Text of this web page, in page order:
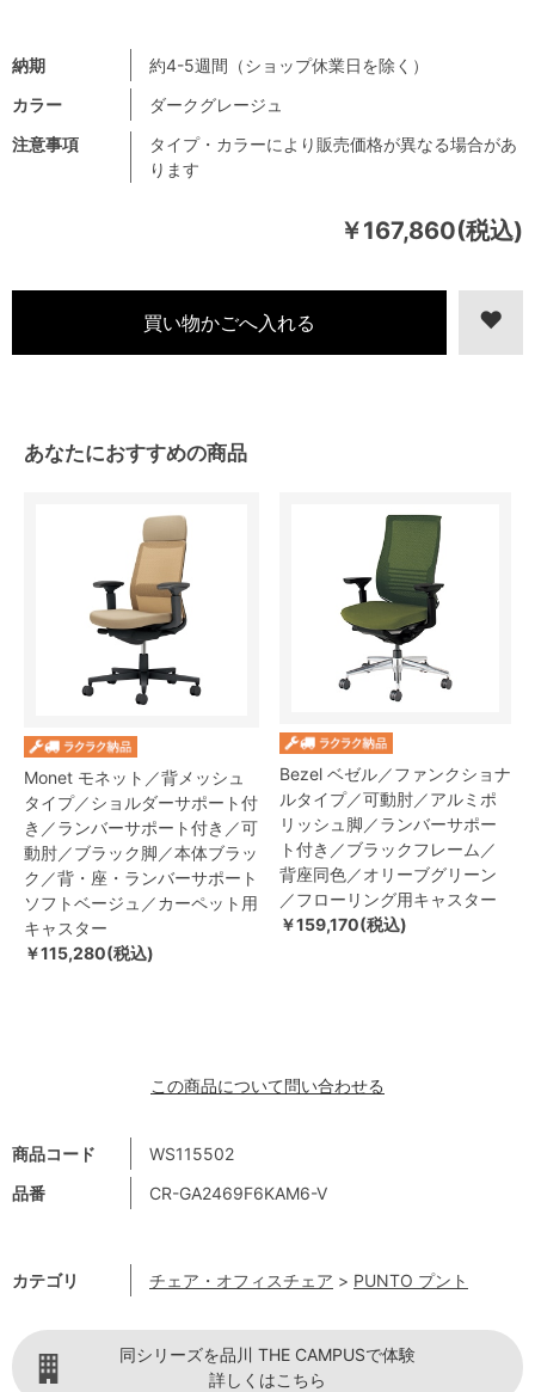
￥167,860(税込)
商品コード
WS115502
品番
CR-GA2469F6KAM6-V
カテゴリ チェア・オフィスチェア > PUNTO プント
注意事項
タイプ・カラーにより販売価格が異なる場合があ
ります
納期
約4-5週間（ショップ休業日を除く）
カラー
ダークグレージュ
あなたにおすすめの商品
Monet モネット／背メッシュ
タイプ／ショルダーサポート付
き／ランバーサポート付き／可
動肘／ブラック脚／本体ブラッ
ク／背・座・ランバーサポート
ソフトベージュ／カーペット用
キャスター
￥115,280(税込)
Bezel ベゼル／ファンクショナ
ルタイプ／可動肘／アルミポ
リッシュ脚／ランバーサポー
ト付き／ブラックフレーム／
背座同色／オリーブグリーン
／フローリング用キャスター
￥159,170(税込)
この商品について問い合わせる
同シリーズを品川 THE CAMPUSで体験
詳しくはこちら